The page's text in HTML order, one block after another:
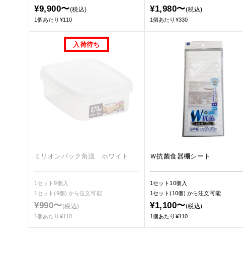
¥9,900〜(税込)
1個あたり¥110
¥1,980〜(税込)
1個あたり¥330
ミリオンパック角浅 ホワイト
1セット9個入
1セット(9個) から注文可能
¥990〜(税込)
1個あたり¥110
Ｗ抗菌食器棚シート
1セット10個入
1セット(10個)から注文可能
¥1,100〜(税込)
1個あたり¥110